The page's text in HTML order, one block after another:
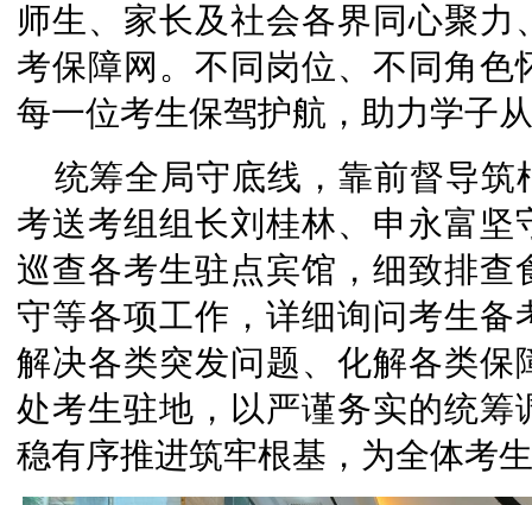
师生、家长及社会各界同心聚
考保障网。不同岗位、不同角
每一位考生保驾护航，助力学子
统筹全局守底线，靠前督导
考送考组组长刘桂林、申永富
巡查各考生驻点宾馆，细致排
守等各项工作，详细询问考生
解决各类突发问题、化解各类
处考生驻地，以严谨务实的统
稳有序推进筑牢根基，为全体考